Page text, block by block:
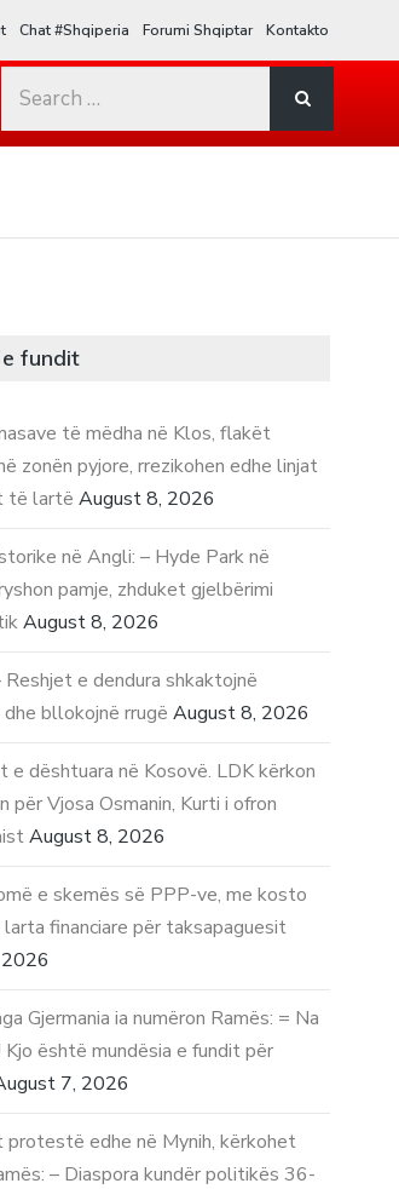
Chat #Shqiperia Forumi Shqiptar Kontakto
Search
fundit
të mëdha në Klos, flakët
zonën pyjore, rrezikohen edhe linjat
të lartë August 8, 2026
në Angli: – Hyde Park në
pamje, zhduket gjelbërimi
August 8, 2026
e dendura shkaktojnë
bllokojnë rrugë August 8, 2026
e dështuara në Kosovë. LDK kërkon
për Vjosa Osmanin, Kurti i ofron
August 8, 2026
e skemës së PPP-ve, me kosto
financiare për taksapaguesit
Gjermania ia numëron Ramës: = Na
Kjo është mundësia e fundit për
7, 2026
protestë edhe në Mynih, kërkohet
– Diaspora kundër politikës 36-